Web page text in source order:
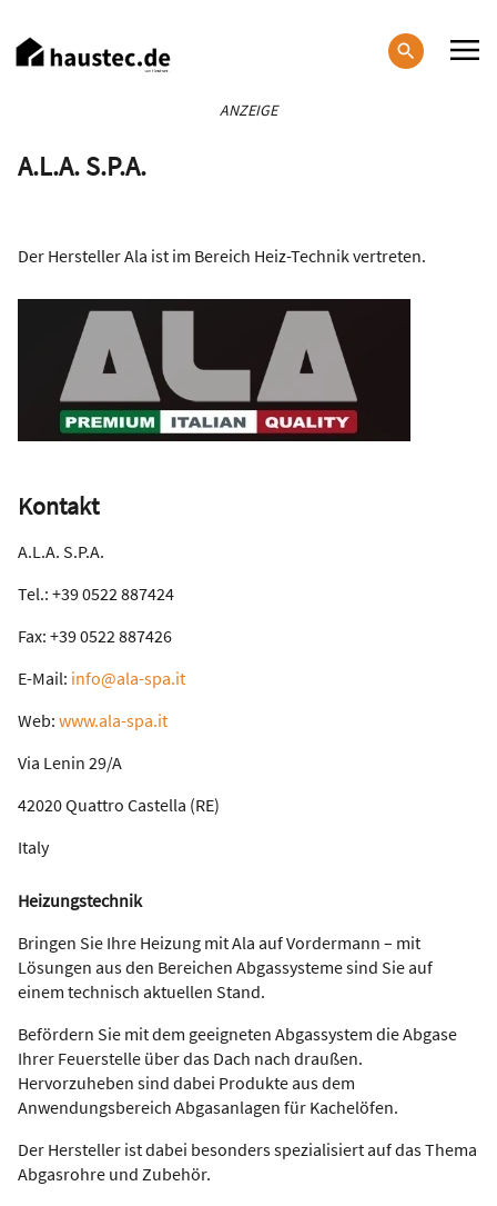
zum
Inhalt
ANZEIGE
A.L.A. S.P.A.
Der Hersteller Ala ist im Bereich Heiz-Technik vertreten.
Kontakt
A.L.A. S.P.A.
Tel.: +39 0522 887424
Fax: +39 0522 887426
E-Mail: info@ala-spa.it
Web: www.ala-spa.it
Via Lenin 29/A
42020 Quattro Castella (RE)
Italy
Heizungstechnik
Bringen Sie Ihre Heizung mit Ala auf Vordermann – mit
Lösungen aus den Bereichen Abgassysteme sind Sie auf
einem technisch aktuellen Stand.
Befördern Sie mit dem geeigneten Abgassystem die Abgase
Ihrer Feuerstelle über das Dach nach draußen.
Hervorzuheben sind dabei Produkte aus dem
Anwendungsbereich Abgasanlagen für Kachelöfen.
Der Hersteller ist dabei besonders spezialisiert auf das Thema
Abgasrohre und Zubehör.